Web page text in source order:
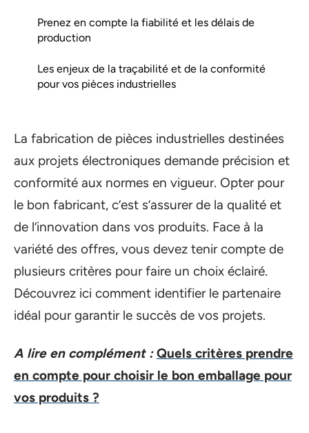
Prenez en compte la fiabilité et les délais de
production
Les enjeux de la traçabilité et de la conformité
pour vos pièces industrielles
La fabrication de pièces industrielles destinées
aux projets électroniques demande précision et
conformité aux normes en vigueur. Opter pour
le bon fabricant, c’est s’assurer de la qualité et
de l’innovation dans vos produits. Face à la
variété des offres, vous devez tenir compte de
plusieurs critères pour faire un choix éclairé.
Découvrez ici comment identifier le partenaire
idéal pour garantir le succès de vos projets.
A lire en complément : Quels critères prendre
en compte pour choisir le bon emballage pour
vos produits ?